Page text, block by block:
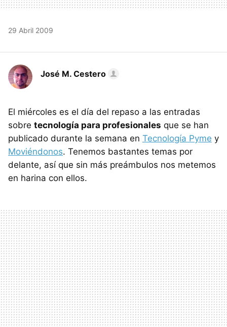
29 Abril 2009
José M. Cestero
El miércoles es el día del repaso a las entradas
sobre tecnología para profesionales que se han
publicado durante la semana en Tecnología Pyme y
Moviéndonos. Tenemos bastantes temas por
delante, así que sin más preámbulos nos metemos
en harina con ellos.